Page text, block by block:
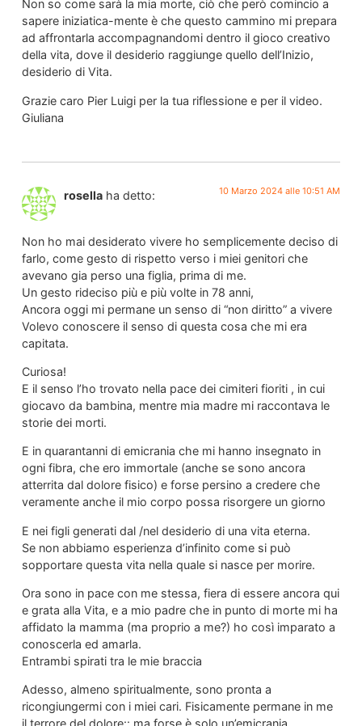
Non so come sarà la mia morte, ciò che però comincio a
sapere iniziatica-mente è che questo cammino mi prepara
ad affrontarla accompagnandomi dentro il gioco creativo
della vita, dove il desiderio raggiunge quello dell’Inizio,
desiderio di Vita.
Grazie caro Pier Luigi per la tua riflessione e per il video.
Giuliana
rosella ha detto: 10 Marzo 2024 alle 10:51 AM
Non ho mai desiderato vivere ho semplicemente deciso di
farlo, come gesto di rispetto verso i miei genitori che
avevano gia perso una figlia, prima di me.
Un gesto rideciso più e più volte in 78 anni,
Ancora oggi mi permane un senso di “non diritto” a vivere
Volevo conoscere il senso di questa cosa che mi era
capitata.
Curiosa!
E il senso l’ho trovato nella pace dei cimiteri fioriti , in cui
giocavo da bambina, mentre mia madre mi raccontava le
storie dei morti.
E in quarantanni di emicrania che mi hanno insegnato in
ogni fibra, che ero immortale (anche se sono ancora
atterrita dal dolore fisico) e forse persino a credere che
veramente anche il mio corpo possa risorgere un giorno
E nei figli generati dal /nel desiderio di una vita eterna.
Se non abbiamo esperienza d’infinito come si può
sopportare questa vita nella quale si nasce per morire.
Ora sono in pace con me stessa, fiera di essere ancora qui
e grata alla Vita, e a mio padre che in punto di morte mi ha
affidato la mamma (ma proprio a me?) ho così imparato a
conoscerla ed amarla.
Entrambi spirati tra le mie braccia
Adesso, almeno spiritualmente, sono pronta a
ricongiungermi con i miei cari. Fisicamente permane in me